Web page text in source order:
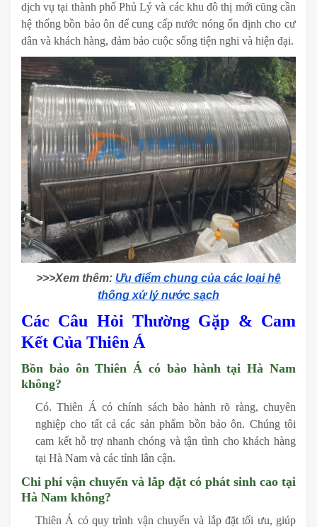
dịch vụ tại thành phố Phủ Lý và các khu đô thị mới cũng cần
hệ thống bồn bảo ôn để cung cấp nước nóng ổn định cho cư
dân và khách hàng, đảm bảo cuộc sống tiện nghi và hiện đại.
>>>Xem thêm: Ưu điểm chung của các loại hệ
thống xử lý nước sạch
Các Câu Hỏi Thường Gặp & Cam
Kết Của Thiên Á
Bồn bảo ôn Thiên Á có bảo hành tại Hà Nam
không?
Có. Thiên Á có chính sách bảo hành rõ ràng, chuyên
nghiệp cho tất cả các sản phẩm bồn bảo ôn. Chúng tôi
cam kết hỗ trợ nhanh chóng và tận tình cho khách hàng
tại Hà Nam và các tỉnh lân cận.
Chi phí vận chuyển và lắp đặt có phát sinh cao tại
Hà Nam không?
Thiên Á có quy trình vận chuyển và lắp đặt tối ưu, giúp